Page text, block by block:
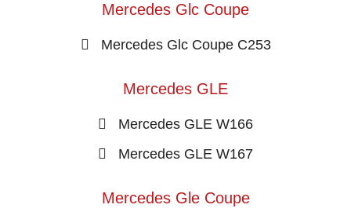
Mercedes Glc Coupe
Mercedes Glc Coupe C253
Mercedes GLE
Mercedes GLE W166
Mercedes GLE W167
Mercedes Gle Coupe